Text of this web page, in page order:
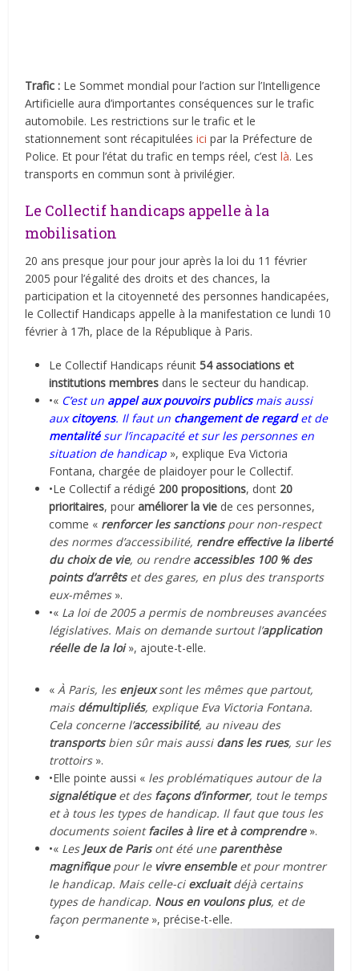
Trafic : Le Sommet mondial pour l’action sur l’Intelligence
Artificielle aura d’importantes conséquences sur le trafic
automobile. Les restrictions sur le trafic et le
stationnement sont récapituléesici par la Préfecture de
Police. Et pour l’état du trafic en temps réel, c’estlà. Les
transports en commun sont à privilégier.
Le Collectif handicaps appelle à la
mobilisation
20 ans presque jour pour jour après la loi du 11 février
2005 pour l’égalité des droits et des chances, la
participation et la citoyenneté des personnes handicapées,
le Collectif Handicaps appelle à la manifestation ce lundi 10
février à 17h, place de la République à Paris.
Le Collectif Handicaps réunit54 associations et
institutions membres dans le secteur du handicap.
•« C’est un appel aux pouvoirs publicsmais aussi
auxcitoyens. Il faut un changement de regardet de
mentalitésur l’incapacité et sur les personnes en
situation de handicap », explique Eva Victoria
Fontana, chargée de plaidoyer pour le Collectif.
•Le Collectif a rédigé 200 propositions, dont 20
prioritaires, pouraméliorer la vie de ces personnes,
comme « renforcer les sanctionspour non-respect
des normes d’accessibilité, rendre effective la liberté
du choix de vie, ou rendre accessibles 100 % des
points d’arrêtset des gares, en plus des transports
eux-mêmes ».
•« La loi de 2005 a permis de nombreuses avancées
législatives. Mais on demande surtout l’application
réelle de la loi », ajoute-t-elle.
« À Paris, les enjeuxsont les mêmes que partout,
mais démultipliés, explique Eva Victoria Fontana.
Cela concerne l’accessibilité, au niveau des
transportsbien sûr mais aussi dans les rues, sur les
trottoirs».
•Elle pointe aussi « les problématiques autour de la
signalétiqueet des façons d’informer, tout le temps
et à tous les types de handicap. Il faut que tous les
documents soientfaciles à lire et à comprendre».
•« Les Jeux de Parisont été une parenthèse
magnifiquepour le vivre ensembleet pour montrer
le handicap. Mais celle-ci excluaitdéjà certains
types de handicap. Nous en voulons plus, et de
façon permanente», précise-t-elle.